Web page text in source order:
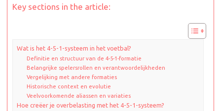
Key sections in the article:
Wat is het 4-5-1-systeem in het voetbal?
Definitie en structuur van de 4-5-1-formatie
Belangrijke spelersrollen en verantwoordelijkheden
Vergelijking met andere formaties
Historische context en evolutie
Veelvoorkomende aliassen en variaties
Hoe creëer je overbelasting met het 4-5-1-systeem?